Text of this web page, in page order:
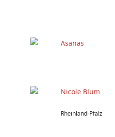
Asanas
Nicole Blum
Rheinland-Pfalz